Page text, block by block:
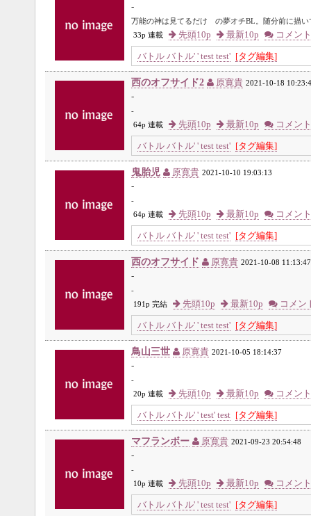
-
万能の神は見てるだけ の夢オチBL。随分前に描い
33p 連載
先頭10p 最新10p コメント
バトル バトル' ' test test' [タグ編集]
西のオフサイド2 原寛貴 2021-10-18
-
-
64p 連載
先頭10p 最新10p コメント
バトル バトル' ' test test' [タグ編集]
鬼胎児 原寛貴 2021-10-10 19:03:13
-
-
64p 連載
先頭10p 最新10p コメント
バトル バトル' ' test test' [タグ編集]
西のオフサイド 原寛貴 2021-10-08 11:13:47
-
-
191p 完結
先頭10p 最新10p コメン
バトル バトル' ' test test' [タグ編集]
鳥山三世 原寛貴 2021-10-05 18:14:37
-
-
20p 連載
先頭10p 最新10p コメント
バトル バトル' ' test' test [タグ編集]
マフランボー 原寛貴 2021-09-23 20:54:48
-
-
10p 連載
先頭10p 最新10p コメント
バトル バトル' ' test test' [タグ編集]